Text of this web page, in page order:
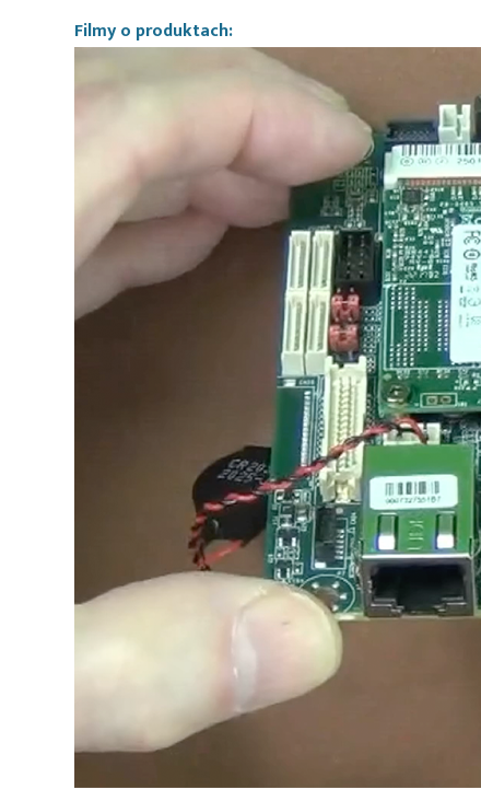
Filmy o produktach: